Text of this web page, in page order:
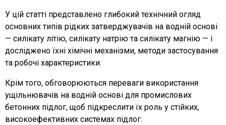
У цій статті представлено глибокий технічний огляд
основних типів рідких затверджувачів на водній основі
— силікату літію, силікату натрію та силікату магнію — і
досліджено їхні хімічні механізми, методи застосування
та робочі характеристики.
Крім того, обговорюються переваги використання
ущільнювачів на водній основі для промислових
бетонних підлог, щоб підкреслити їх роль у стійких,
високоефективних системах підлог.